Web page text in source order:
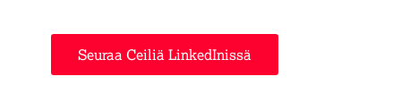
Seuraa Ceiliä LinkedInissä